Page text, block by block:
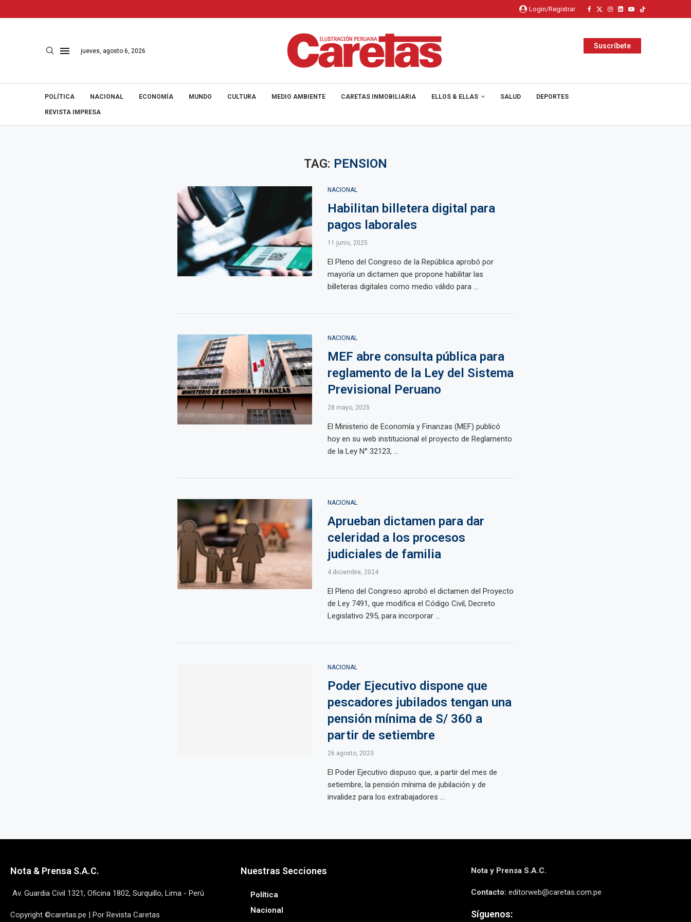
Login/Registrar
jueves, agosto 6, 2026
Suscríbete
POLÍTICA NACIONAL ECONOMÍA MUNDO CULTURA MEDIO AMBIENTE CARETAS INMOBILIARIA ELLOS & ELLAS SALUD DEPORTES
REVISTA IMPRESA
TAG: PENSION
NACIONAL
Habilitan billetera digital para
pagos laborales
11 junio, 2025
El Pleno del Congreso de la República aprobó por
mayoría un dictamen que propone habilitar las
billeteras digitales como medio válido para ...
NACIONAL
MEF abre consulta pública para
reglamento de la Ley del Sistema
Previsional Peruano
28 mayo, 2025
El Ministerio de Economía y Finanzas (MEF) publicó
hoy en su web institucional el proyecto de Reglamento
de la Ley N° 32123, ...
NACIONAL
Aprueban dictamen para dar
celeridad a los procesos
judiciales de familia
4 diciembre, 2024
El Pleno del Congreso aprobó el dictamen del Proyecto
de Ley 7491, que modifica el Código Civil, Decreto
Legislativo 295, para incorporar ...
NACIONAL
Poder Ejecutivo dispone que
pescadores jubilados tengan una
pensión mínima de S/ 360 a
partir de setiembre
26 agosto, 2023
El Poder Ejecutivo dispuso que, a partir del mes de
setiembre, la pensión mínima de jubilación y de
invalidez para los extrabajadores ...
Nota & Prensa S.A.C.
Av. Guardia Civil 1321, Oficina 1802, Surquillo, Lima - Perú
Copyright ©caretas.pe | Por Revista Caretas
Nuestras Secciones
Política
Nacional
Nota y Prensa S.A.C.
Contacto: editorweb@caretas.com.pe
Síguenos: